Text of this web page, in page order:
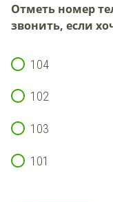
Отметь номер
звонить, если
104
102
103
101